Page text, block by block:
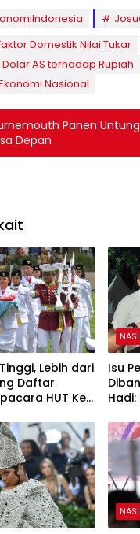
Domestik Nilai Tukar
AS terhadap Rupiah
Nasional
Panen
Depan
Lebih dari
Daftar
HUT Ke-
Isu